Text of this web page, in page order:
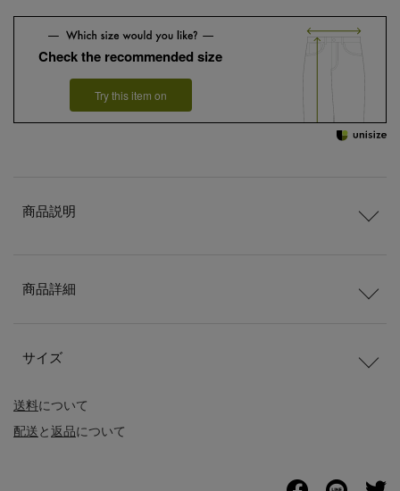
Check the recommended size
Try this item on
送料について
配送と返品について
商品説明
商品詳細
サイズ